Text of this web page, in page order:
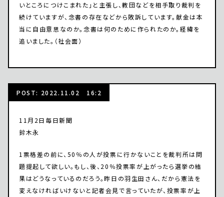
いところにつけこまれた」と主張し、教団などを相手取り裁判を
続けていますが、念書の存在などから敗訴しています。献金は本
当に自由意思なのか。念書は何のために作られたのか。経緯を
追いました。（社会面）
POST: 2022.11.02 16:2
11月2日毎日新聞
鈴木永
1票格差の前に、50％の人が投票に行かないことを裁判所は問
題提起して欲しい。もし、後、20％投票率が上がったら選挙の結
果はどうなっているのだろう。昨日の羽生田さん、だから憲法を
変えなければいけないと記者会見で言っていたが、投票率が上